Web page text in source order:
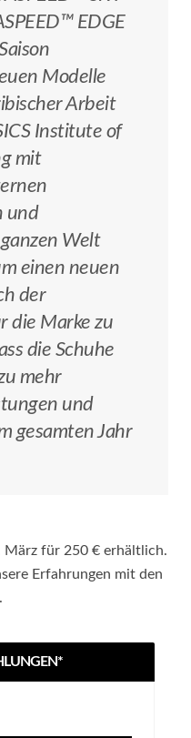
EDGE
Modelle
Arbeit
Institute of
mit
und
Welt
einen neuen
der
die Marke zu
die Schuhe
mehr
und
gesamten Jahr
März für 250 € erhältlich.
Erfahrungen mit den